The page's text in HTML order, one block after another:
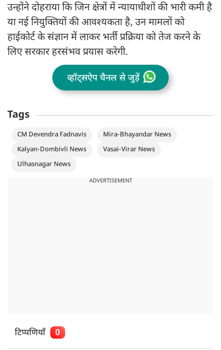
उन्होंने दोहराया कि जिन क्षेत्रों में न्यायाधीशों की भारी कमी है
या नई नियुक्तियों की आवश्यकता है, उन मामलों को
हाईकोर्ट के संज्ञान में लाकर भर्ती प्रक्रिया को तेज करने के
लिए सरकार हरसंभव प्रयास करेगी.
व्हॉट्सऐप चैनल से जुड़ें
Tags
CM Devendra Fadnavis
Mira-Bhayandar News
Kalyan-Dombivli News
Vasai-Virar News
Ulhasnagar News
ADVERTISEMENT
टिप्पणियाँ 0